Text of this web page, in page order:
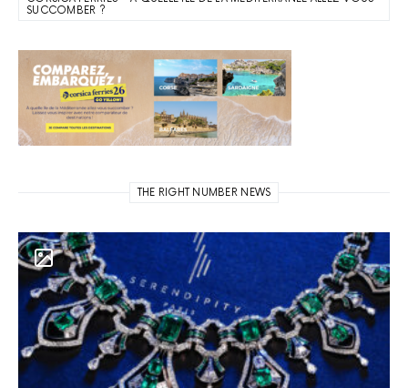
SUCCOMBER ?
THE RIGHT NUMBER NEWS